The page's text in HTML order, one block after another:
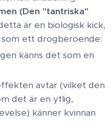
(Den "tantriska"
är en biologisk kick,
ett drogberoende:
känns det som en
avtar (vilket den
det är en ytlig,
känner kvinnan